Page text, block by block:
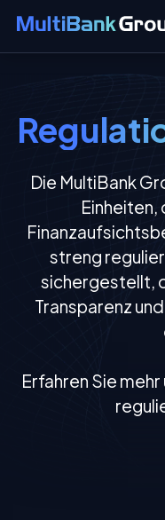
Die MultiBank
Einheiten,
streng
sichergestellt,
Transparenz
Erfahren Sie